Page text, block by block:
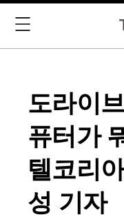
도라이
퓨터가
텔코리
성 기자